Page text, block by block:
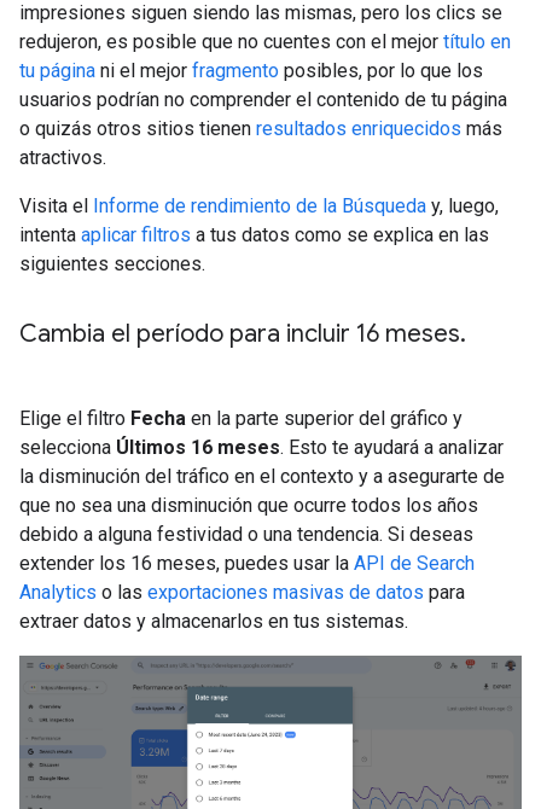
impresiones siguen siendo las mismas, pero los clics se
redujeron, es posible que no cuentes con el mejor título en
tu página ni el mejor fragmento posibles, por lo que los
usuarios podrían no comprender el contenido de tu página
o quizás otros sitios tienen resultados enriquecidos más
atractivos.
Visita el Informe de rendimiento de la Búsqueda y, luego,
intenta aplicar filtros a tus datos como se explica en las
siguientes secciones.
Cambia el período para incluir 16 meses.
Elige el filtro Fecha en la parte superior del gráfico y
selecciona Últimos 16 meses. Esto te ayudará a analizar
la disminución del tráfico en el contexto y a asegurarte de
que no sea una disminución que ocurre todos los años
debido a alguna festividad o una tendencia. Si deseas
extender los 16 meses, puedes usar la API de Search
Analytics o las exportaciones masivas de datos para
extraer datos y almacenarlos en tus sistemas.